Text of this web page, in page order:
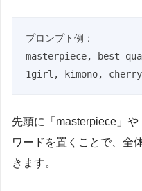
プロンプト例：
masterpiece, best
1girl, kimono, cherry
先頭に「masterpiece」
ワードを置くことで、全
きます。